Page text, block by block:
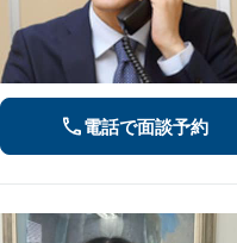
電話で面談予約